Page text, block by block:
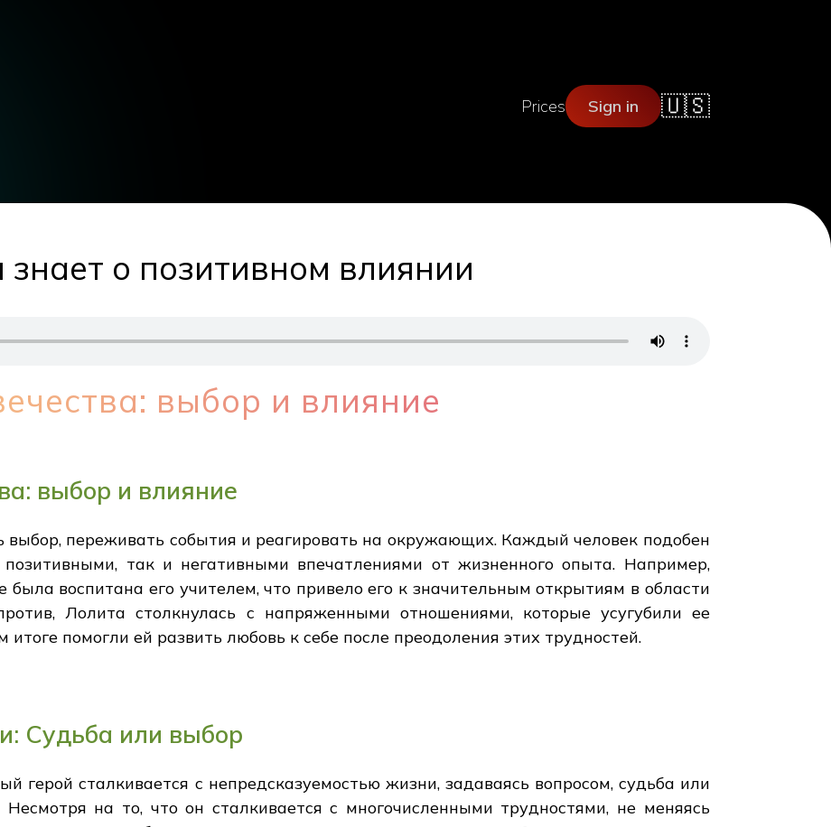
Prices Sign in 🇺🇸
о позитивном влиянии
выбор и влияние
выбор и влияние
выбор, переживать события и реагировать на окружающих. Каждый человек подобен
позитивными, так и негативными впечатлениями от жизненного опыта. Например,
была воспитана его учителем, что привело его к значительным открытиям в области
Лолита столкнулась с напряженными отношениями, которые усугубили ее
помогли ей развить любовь к себе после преодоления этих трудностей.
Судьба или выбор
герой сталкивается с непредсказуемостью жизни, задаваясь вопросом, судьба или
на то, что он сталкивается с многочисленными трудностями, не меняясь